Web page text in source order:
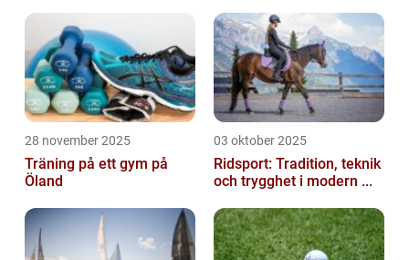
28 november 2025
Träning på ett gym på
Öland
03 oktober 2025
Ridsport: Tradition, teknik
och trygghet i modern ...